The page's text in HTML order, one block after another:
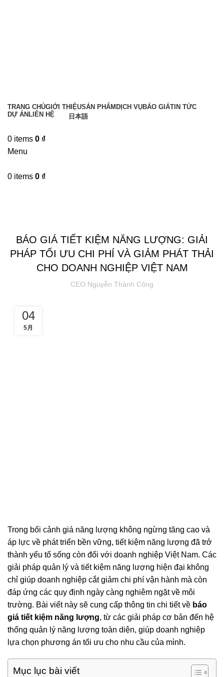
TRANG CHỦGIỚI THIỆUSẢN PHẨM DỊCH VỤBÁO GIÁTIN TỨC
DỰ ÁN LIÊN HỆ 日本語
0 items 0 ₫
Menu
0 items 0 ₫
BÁO GIÁ TIẾT KIỆM NĂNG LƯỢNG: GIẢI
PHÁP TỐI ƯU CHI PHÍ VÀ GIẢM PHÁT THẢI
CHO DOANH NGHIỆP VIỆT NAM
CEO Nguyễn Thành Công
04
5月
Trong bối cảnh giá năng lượng không ngừng tăng cao và
áp lực về phát triển bền vững, tiết kiệm năng lượng đã trở
thành yếu tố sống còn đối với doanh nghiệp Việt Nam. Các
giải pháp quản lý và tiết kiệm năng lượng hiện đại không
chỉ giúp doanh nghiệp cắt giảm chi phí vận hành mà còn
đáp ứng các quy định ngày càng nghiêm ngặt về môi
trường. Bài viết này sẽ cung cấp thông tin chi tiết về báo
giá tiết kiệm năng lượng, từ các giải pháp cơ bản đến hệ
thống quản lý năng lượng toàn diện, giúp doanh nghiệp
lựa chọn phương án tối ưu cho nhu cầu của mình.
Mục lục bài viết